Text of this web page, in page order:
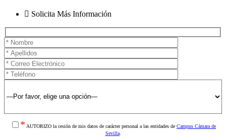
Solicita Más Información
* AUTORIZO la cesión de mis datos de carácter personal a las entidades de Campus Cámara de
Sevilla.